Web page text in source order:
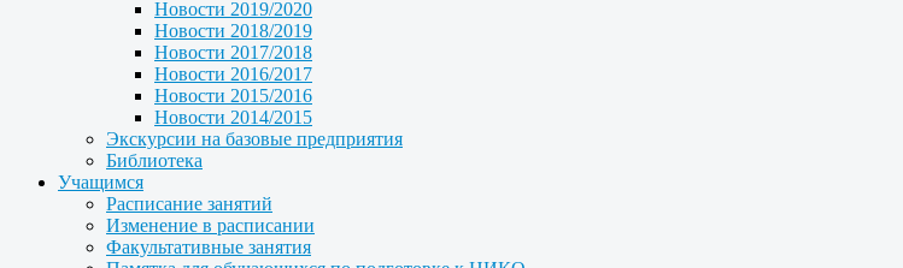
Новости 2019/2020
Новости 2018/2019
Новости 2017/2018
Новости 2016/2017
Новости 2015/2016
Новости 2014/2015
Экскурсии на базовые предприятия
Библиотека
Учащимся
Расписание занятий
Изменение в расписании
Факультативные занятия